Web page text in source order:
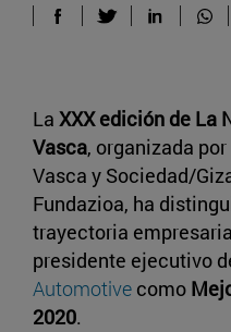
La XXX edición de La
Vasca, organizada
Vasca y Sociedad/
Fundazioa, ha
trayectoria
presidente ejecutivo
Automotive como
2020.